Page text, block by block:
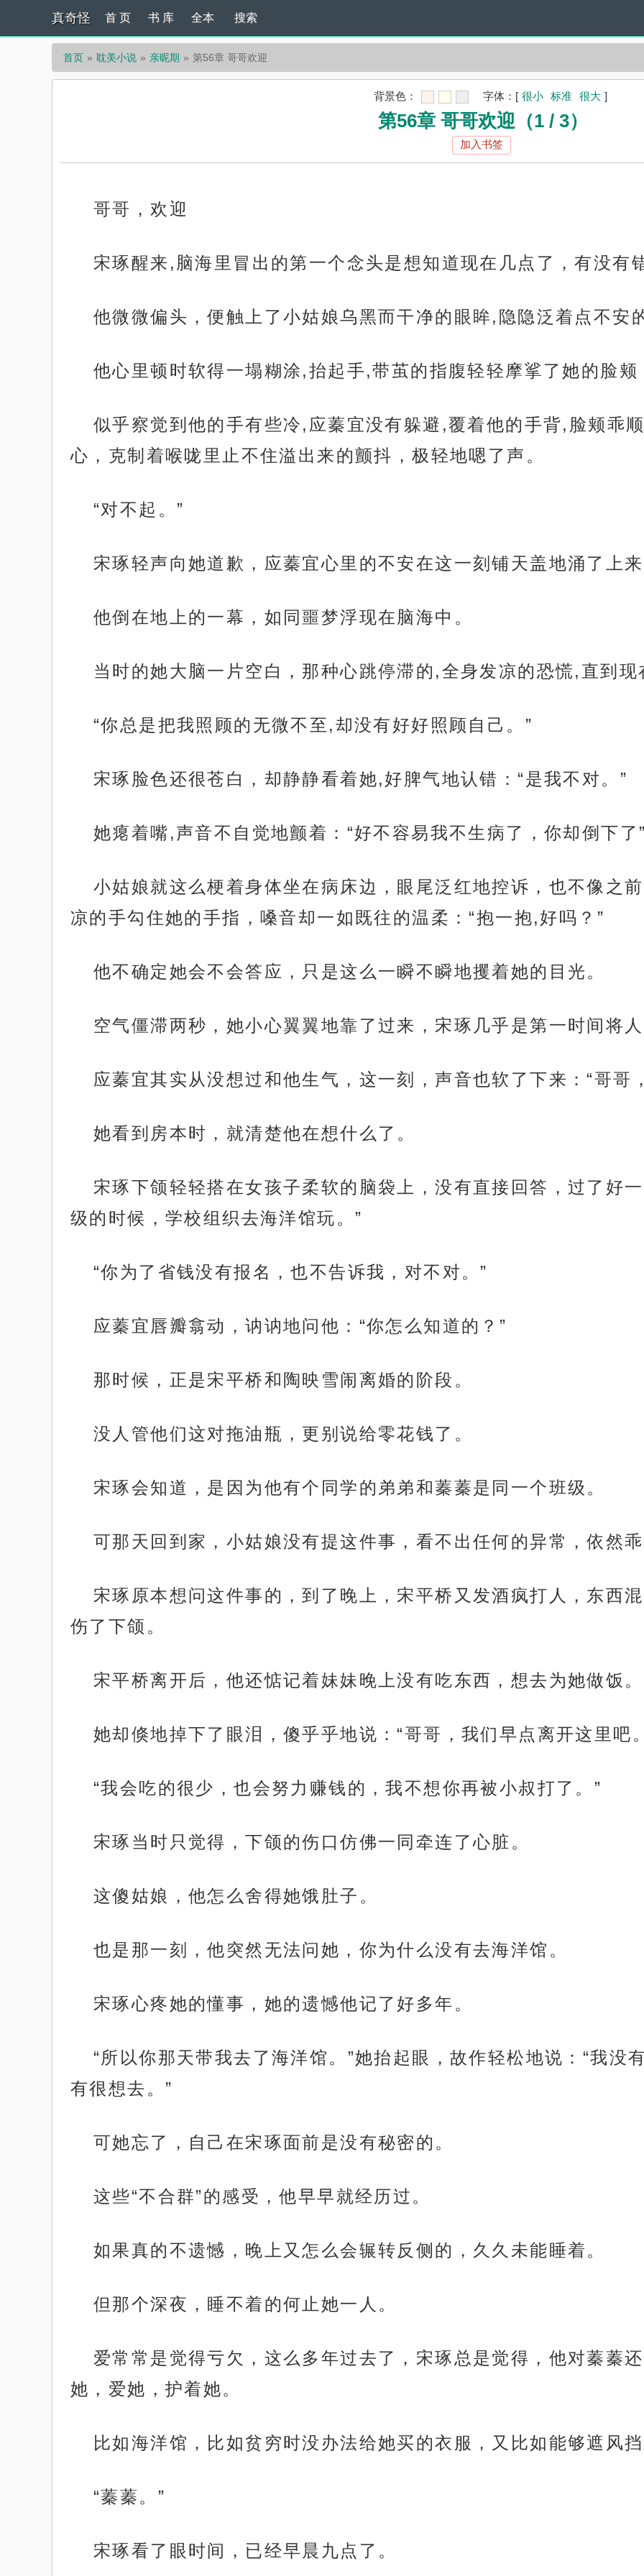
真奇怪 首 页 书 库 全本 搜索
首页 耽美小说 亲昵期 第56章 哥哥欢迎
背景色： 字体： [ 很小 标准 很大 ]
第56章 哥哥欢迎（1 / 3）
加入书签
哥哥，欢迎
宋琢醒来,脑海里冒出的第一个念头是想知道现在几点了，有没有
他微微偏头，便触上了小姑娘乌黑而干净的眼眸,隐隐泛着点不安
他心里顿时软得一塌糊涂,抬起手,带茧的指腹轻轻摩挲了她的脸颊
似乎察觉到他的手有些冷,应蓁宜没有躲避,覆着他的手背,脸颊乖
心，克制着喉咙里止不住溢出来的颤抖，极轻地嗯了声。
“对不起。”
宋琢轻声向她道歉，应蓁宜心里的不安在这一刻铺天盖地涌了上
他倒在地上的一幕，如同噩梦浮现在脑海中。
当时的她大脑一片空白，那种心跳停滞的,全身发凉的恐慌,直到
“你总是把我照顾的无微不至,却没有好好照顾自己。”
宋琢脸色还很苍白，却静静看着她,好脾气地认错：“是我不对。”
她瘪着嘴,声音不自觉地颤着：“好不容易我不生病了，你却倒下了
小姑娘就这么梗着身体坐在病床边，眼尾泛红地控诉，也不像之
凉的手勾住她的手指，嗓音却一如既往的温柔：“抱一抱,好吗？”
他不确定她会不会答应，只是这么一瞬不瞬地攫着她的目光。
空气僵滞两秒，她小心翼翼地靠了过来，宋琢几乎是第一时间将
应蓁宜其实从没想过和他生气，这一刻，声音也软了下来：“哥哥
她看到房本时，就清楚他在想什么了。
宋琢下颌轻轻搭在女孩子柔软的脑袋上，没有直接回答，过了好
级的时候，学校组织去海洋馆玩。”
“你为了省钱没有报名，也不告诉我，对不对。”
应蓁宜唇瓣翕动，讷讷地问他：“你怎么知道的？”
那时候，正是宋平桥和陶映雪闹离婚的阶段。
没人管他们这对拖油瓶，更别说给零花钱了。
宋琢会知道，是因为他有个同学的弟弟和蓁蓁是同一个班级。
可那天回到家，小姑娘没有提这件事，看不出任何的异常，依然
宋琢原本想问这件事的，到了晚上，宋平桥又发酒疯打人，东西
伤了下颌。
宋平桥离开后，他还惦记着妹妹晚上没有吃东西，想去为她做饭。
她却倏地掉下了眼泪，傻乎乎地说：“哥哥，我们早点离开这里吧
“我会吃的很少，也会努力赚钱的，我不想你再被小叔打了。”
宋琢当时只觉得，下颌的伤口仿佛一同牵连了心脏。
这傻姑娘，他怎么舍得她饿肚子。
也是那一刻，他突然无法问她，你为什么没有去海洋馆。
宋琢心疼她的懂事，她的遗憾他记了好多年。
“所以你那天带我去了海洋馆。”她抬起眼，故作轻松地说：“我没
有很想去。”
可她忘了，自己在宋琢面前是没有秘密的。
这些“不合群”的感受，他早早就经历过。
如果真的不遗憾，晚上又怎么会辗转反侧的，久久未能睡着。
但那个深夜，睡不着的何止她一人。
爱常常是觉得亏欠，这么多年过去了，宋琢总是觉得，他对蓁蓁
她，爱她，护着她。
比如海洋馆，比如贫穷时没办法给她买的衣服，又比如能够遮风
“蓁蓁。”
宋琢看了眼时间，已经早晨九点了。